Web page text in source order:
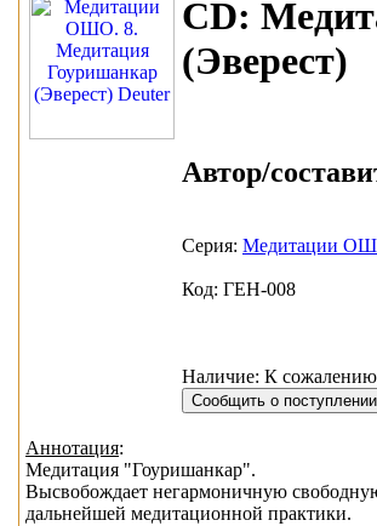
CD:
(Эверест)
Автор/
Серия: Медитации
Код: ГЕН-008
Наличие: К
Аннотация:
Медитация "Гоуришанкар".
Высвобождает негармоничную
дальнейшей медитационной практики.